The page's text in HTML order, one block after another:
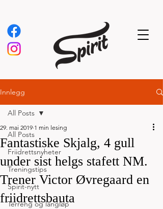
Innlegg
All Posts
Friidrettsnyheter
Treningstips
Spirit-nytt
Terreng og langløp
All Posts
Fantastiske Skjalg, 4 gull
under sist helgs stafett NM.
Trener Victor Øvregaard en
friidrettsbauta
29. mai 2019 1 min lesing